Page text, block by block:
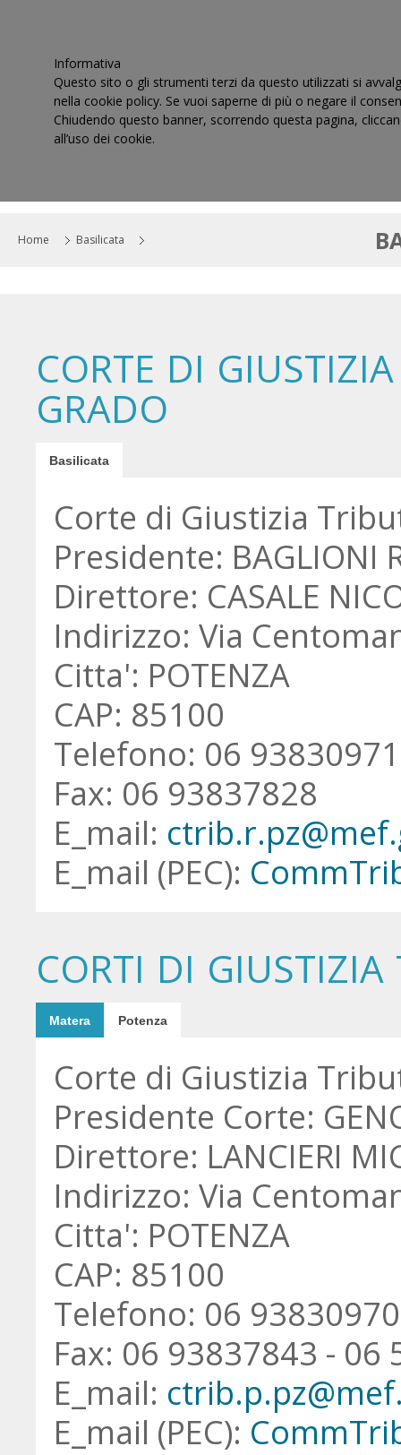
Home Basilicata
CORTE DI
GRADO
Basilicata
Corte di Giustizia
Presidente: BAGLIONI
Direttore: CASALE
Indirizzo: Via
Citta': POTENZA
CAP: 85100
Telefono: 06 93830971
Fax: 06 93837828
E_mail:
E_mail (PEC):
CORTI DI
Matera Potenza
Corte di Giustizia
Presidente Corte:
Direttore: LANCIERI
Indirizzo: Via
Citta': POTENZA
CAP: 85100
Telefono: 06 93830970
Fax: 06 93837843 - 06
E_mail:
E_mail (PEC):
Informativa
Questo sito o gli strumenti terzi da questo utilizzati si
nella cookie policy. Se vuoi saperne di più o negare il
Chiudendo questo banner, scorrendo questa pagina,
all’uso dei cookie.